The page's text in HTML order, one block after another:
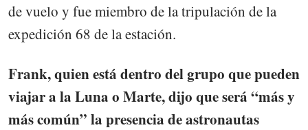
de vuelo y fue miembro de la tripulación de la
expedición 68 de la estación.
Frank, quien está dentro del grupo que pueden
viajar a la Luna o Marte, dijo que será “más y
más común” la presencia de astronautas